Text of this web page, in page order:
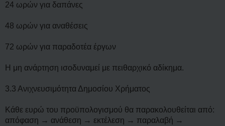
24 ωρών για δαπάνες
48 ωρών για αναθέσεις
72 ωρών για παραδοτέα έργων
Η μη ανάρτηση ισοδυναμεί με πειθαρχικό αδίκημα.
3.3 Ανιχνευσιμότητα Δημοσίου Χρήματος
Κάθε ευρώ του προϋπολογισμού θα παρακολουθείται από:
απόφαση → ανάθεση → εκτέλεση → παραλαβή →